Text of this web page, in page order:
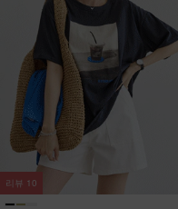
리뷰 10